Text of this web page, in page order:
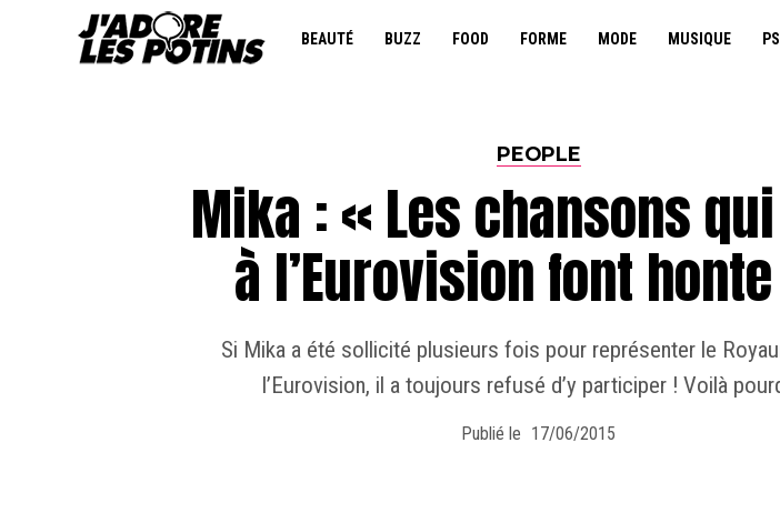
BEAUTÉ BUZZ FOOD FORME MODE MUSIQUE
PEOPLE
Mika : « Les chansons
à l’Eurovision font
Si Mika a été sollicité plusieurs fois pour représenter le
l’Eurovision, il a toujours refusé d’y participer ! Voilà
Publié le 17/06/2015